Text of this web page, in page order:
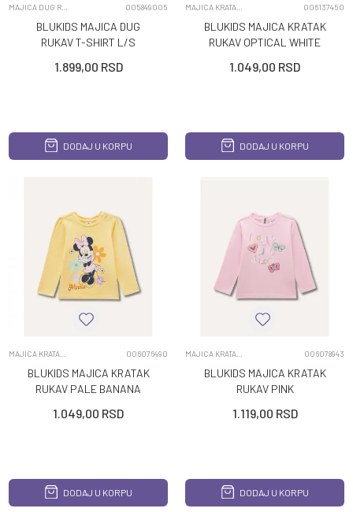
005849005
BLUKIDS MAJICA DUG
RUKAV T-SHIRT L/S
1.899,00 RSD
DODAJ U KORPU
006137450
BLUKIDS MAJICA KRATAK
RUKAV OPTICAL WHITE
1.049,00 RSD
DODAJ U KORPU
006076490
BLUKIDS MAJICA KRATAK
RUKAV PALE BANANA
1.049,00 RSD
DODAJ U KORPU
006078943
BLUKIDS MAJICA KRATAK
RUKAV PINK
1.119,00 RSD
DODAJ U KORPU